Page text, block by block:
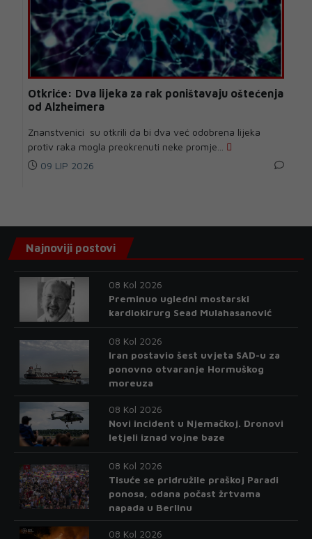
Otkriće: Dva lijeka za rak poništavaju oštećenja
od Alzheimera
Znanstvenici su otkrili da bi dva već odobrena lijeka
protiv raka mogla preokrenuti neke promje...
09 LIP 2026
Najnoviji postovi
08 Kol 2026
Preminuo ugledni mostarski
kardiokirurg Sead Mulahasanović
08 Kol 2026
Iran postavio šest uvjeta SAD-u za
ponovno otvaranje Hormuškog
moreuza
08 Kol 2026
Novi incident u Njemačkoj. Dronovi
letjeli iznad vojne baze
08 Kol 2026
Tisuće se pridružile praškoj Paradi
ponosa, odana počast žrtvama
napada u Berlinu
08 Kol 2026